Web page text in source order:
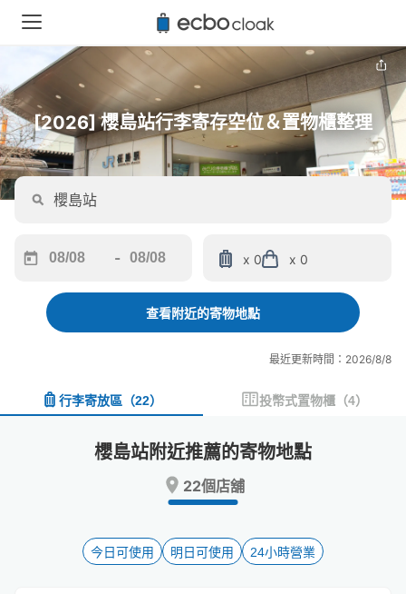
[2026] 櫻島站行李寄存空位＆置物櫃整理
forward
interact
and
-
backward
interact
and
a
date.
key
to
x 0 x 0
查看附近的寄物地點
最近更新時間：2026/8/8
行李寄放區 （22） 投幣式置物櫃 （4）
櫻島站附近推薦的寄物地點
22個店舖
今日可使用 明日可使用 24小時營業